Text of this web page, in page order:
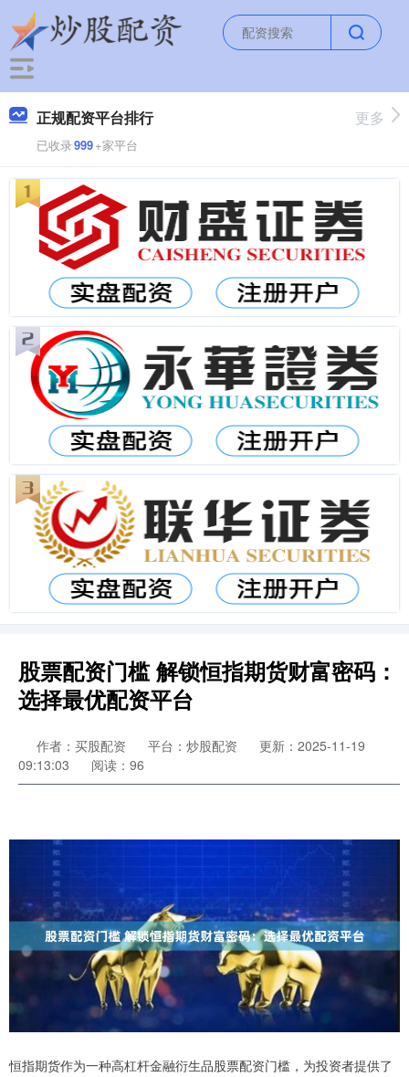
正规配资平台排行
已收录999+家平台
更多
股票配资门槛 解锁恒指期货财富密码：
选择最优配资平台
作者：买股配资 平台：炒股配资
更新：2025-11-19
09:13:03
阅读：96
恒指期货作为一种高杠杆金融衍生品股票配资门槛，为投资者提供了